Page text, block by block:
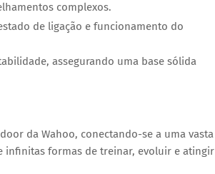
complexos.
de ligação e funcionamento do
assegurando uma base sólida
da Wahoo, conectando-se a uma vasta
infinitas formas de treinar, evoluir e atingir